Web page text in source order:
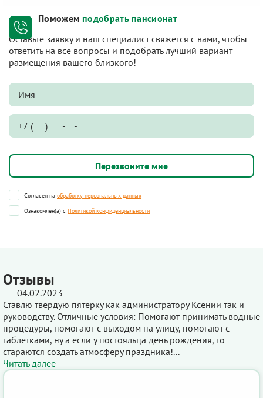
Поможем подобрать пансионат
Оставьте заявку и наш специалист свяжется с вами, чтобы
ответить на все вопросы и подобрать лучший вариант
размещения вашего близкого!
Согласен на обработку персональных данных
Ознакомлен(а) с Политикой конфиденциальности
Отзывы
04.02.2023
Ставлю твердую пятерку как администратору Ксении так и
руководству. Отличные условия: Помогают принимать водные
процедуры, помогают с выходом на улицу, помогают с
таблетками, ну а если у постояльца день рождения, то
стараются создать атмосферу праздника!...
Читать далее